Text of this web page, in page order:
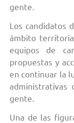
gente.
Los candidatos
ámbito
equipos de
propuestas y
en continuar la
administrativas
gente.
Una de las